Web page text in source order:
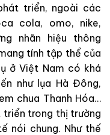
triển, ngoài các
cola, omo, nike,
nhãn hiệu thông
tính tập thể của
ở Việt Nam có khá
như lụa Hà Đông,
chua Thanh Hóa…
triển trong thị trường
nói chung. Như thế